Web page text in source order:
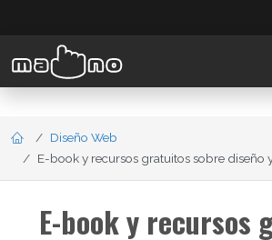
Diseño Web
E-book y recursos gratuitos sobre diseño y
E-book y recursos